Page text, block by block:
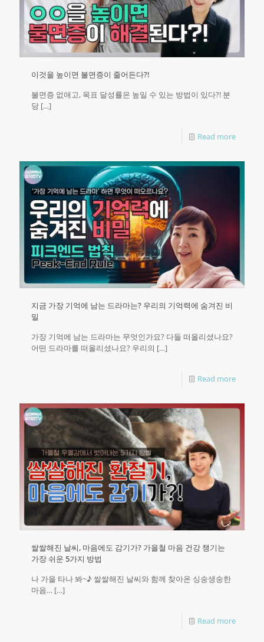
이것을 높이면 불면증이 줄어든다?!
불면증 없애고, 목표 달성률은 높일 수 있는 방법이 있다?! 분
당 […]
Read more
지금 가장 기억에 남는 드라마는? 우리의 기억력에 숨겨진 비
밀
가장 기억에 남는 드라마는 무엇인가요? 다들 떠올리셨나요?
어떤 드라마를 떠올리셨나요? 우리의 […]
Read more
쌀쌀해진 날씨, 마음에도 감기가? 가을철 마음 건강 챙기는
가장 쉬운 5가지 방법
나 가을 타나 봐~♪ 쌀쌀해진 날씨와 함께 찾아온 싱숭생숭한
마음… […]
Read more